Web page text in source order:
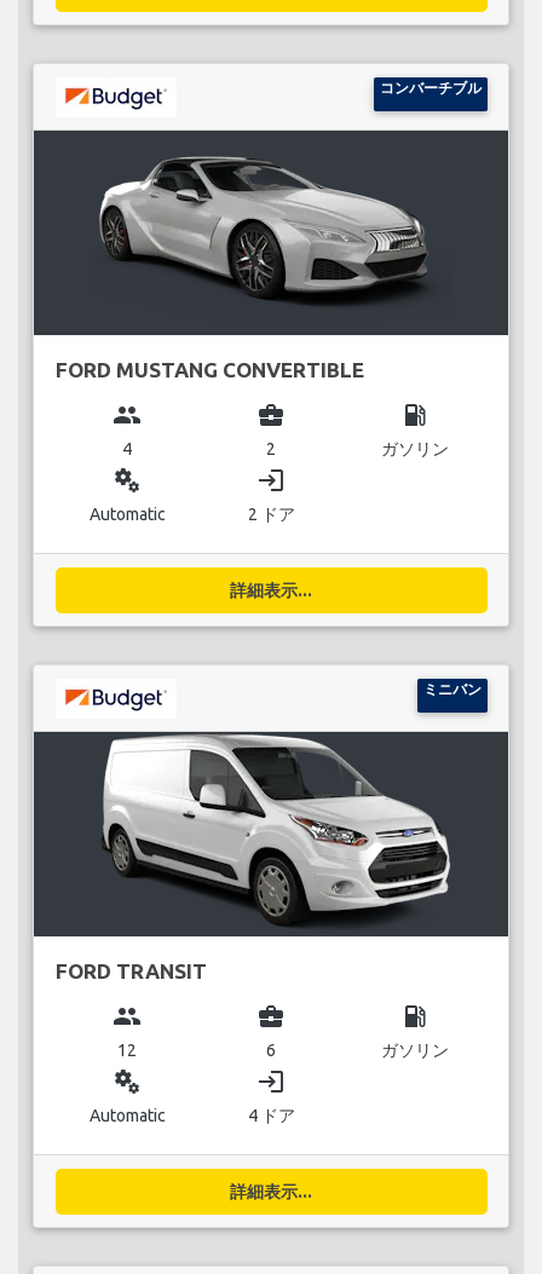
コンバーチブル
FORD MUSTANG CONVERTIBLE
group
4
business_center
2
local_gas_station
ガソリン
miscellaneous_services
Automatic
login
2 ドア
詳細表示...
ミニバン
FORD TRANSIT
group
12
business_center
6
local_gas_station
ガソリン
miscellaneous_services
Automatic
login
4 ドア
詳細表示...